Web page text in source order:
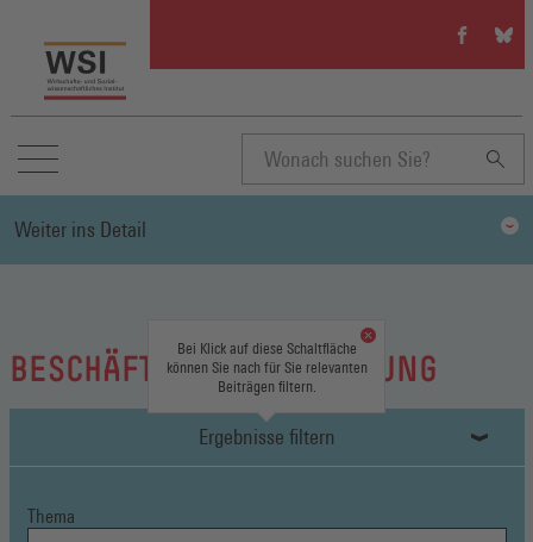
WSI
auf
(Öffnet
in
einem
neuen
WSI
auf
in
Suchbegriff
eingeben
BESCHÄFTIGUNGSSICHERUNG
Ergebnisse filtern
Bei Klick auf diese Schaltfläche
können Sie nach für Sie relevanten
Beiträgen filtern.
Thema
Weiter ins Detail